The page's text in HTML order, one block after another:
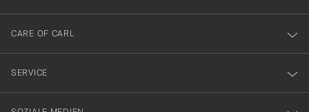
dig
till
vårt
nyhetsbrev!
CARE OF CARL
SERVICE